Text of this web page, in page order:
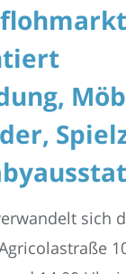
sich